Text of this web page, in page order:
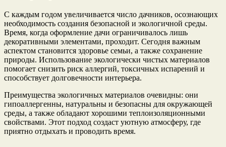
С каждым годом увеличивается число дачников, осознающих
необходимость создания безопасной и экологичной среды.
Время, когда оформление дачи ограничивалось лишь
декоративными элементами, проходит. Сегодня важным
аспектом становится здоровье семьи, а также сохранение
природы. Использование экологически чистых материалов
помогает снизить риск аллергий, токсичных испарений и
способствует долговечности интерьера.
Преимущества экологичных материалов очевидны: они
гипоаллергенны, натуральны и безопасны для окружающей
среды, а также обладают хорошими теплоизоляционными
свойствами. Этот подход создаст уютную атмосферу, где
приятно отдыхать и проводить время.